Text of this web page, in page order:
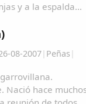
y a la espalda
08-2007| Peñas |
Nació hace